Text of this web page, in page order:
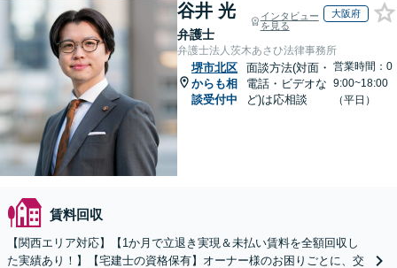
谷井 光
弁護士
インタビュー
を見る
大阪府
弁護士法人茨木あさひ法律事務所
堺市北区
からも相
談受付中
面談方法(対面・
電話・ビデオな
ど)は応相談
営業時間：0
9:00~18:00
（平日）
賃料回収
【関西エリア対応】【1か月で立退き実現＆未払い賃料を全額回収し
た実績あり！】【宅建士の資格保有】オーナー様のお困りごとに、交